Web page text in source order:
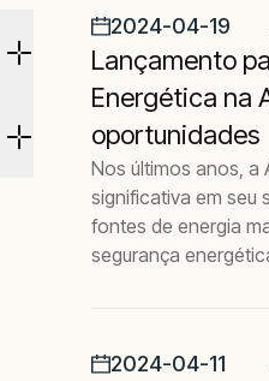
2024-04-19
Lançamento
Energética na
oportunidades
Nos últimos anos, a
significativa em seu
fontes de energia
segurança
2024-04-11